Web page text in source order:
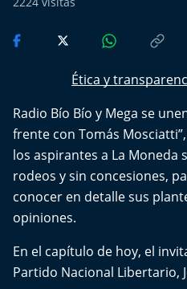
De Plato en Plato
Los Inestables
Más de 100 Días
Tu Mereces Ser Feliz
Efemérides
Del Fin del Mundo
Ética y
Radio Bío Bío y Mega se
frente con Tomás
los aspirantes a La Moneda
rodeos y sin concesiones,
conocer en detalle sus
opiniones.
En el capítulo de hoy, el
Partido Nacional Libertario,